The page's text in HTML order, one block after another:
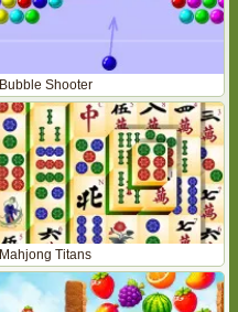
Bubble Shooter
Mahjong Titans